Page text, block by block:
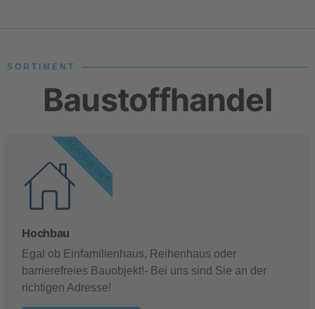
SORTIMENT
Baustoffhandel
Hochbau
Egal ob Einfamilienhaus, Reihenhaus oder
barrierefreies Bauobjekt!- Bei uns sind Sie an der
richtigen Adresse!
SORTIMENT